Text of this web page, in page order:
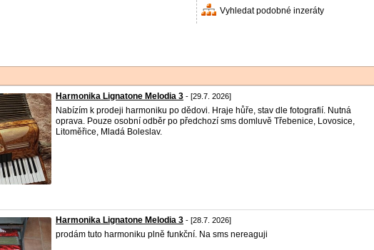
Vyhledat podobné inzeráty
Harmonika Lignatone Melodia 3 - [29.7. 2026]
Nabízím k prodeji harmoniku po dědovi. Hraje hůře, stav dle fotografií. Nutná
oprava. Pouze osobní odběr po předchozí sms domluvě Třebenice, Lovosice,
Litoměřice, Mladá Boleslav.
Harmonika Lignatone Melodia 3 - [28.7. 2026]
prodám tuto harmoniku plně funkční. Na sms nereaguji